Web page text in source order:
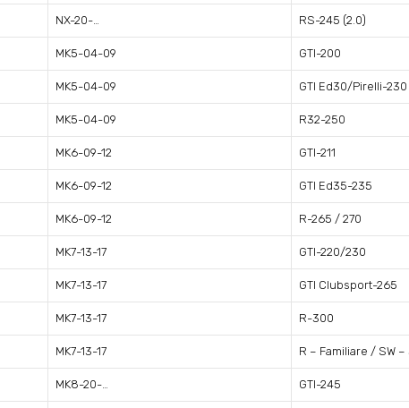
NX-20-… RS-245 (2.0)
MK5-04-09 GTI-200
MK5-04-09 GTI Ed30/Pirelli-230
MK5-04-09 R32-250
MK6-09-12 GTI-211
MK6-09-12 GTI Ed35-235
MK6-09-12 R-265 / 270
MK7-13-17 GTI-220/230
MK7-13-17 GTI Clubsport-265
MK7-13-17 R-300
MK7-13-17 R – Familiare / SW –
MK8-20-… GTI-245